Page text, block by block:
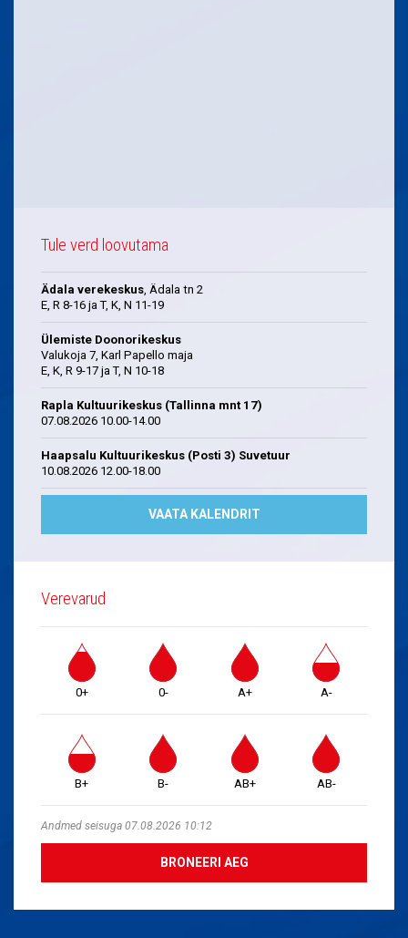
Tule verd loovutama
Ädala verekeskus, Ädala tn 2
E, R 8-16 ja T, K, N 11-19
Ülemiste Doonorikeskus
Valukoja 7, Karl Papello maja
E, K, R 9-17 ja T, N 10-18
Rapla Kultuurikeskus (Tallinna mnt 17)
07.08.2026 10.00-14.00
Haapsalu Kultuurikeskus (Posti 3) Suvetuur
10.08.2026 12.00-18.00
VAATA KALENDRIT
Verevarud
0+ 0- A+ A-
B+ B- AB+ AB-
Andmed seisuga 07.08.2026 10:12
BRONEERI AEG